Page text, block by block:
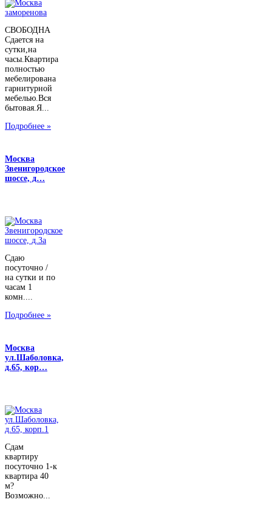
СВОБОДНА
Сдается на
сутки,на
часы.Квартира
полностью
мебелирована
гарнитурной
мебелью.Вся
бытовая.Я...
Подробнее »
Москва
Звенигородское
шоссе, д…
Сдаю
посуточно /
на сутки и по
часам 1
комн....
Подробнее »
Москва
ул.Шаболовка,
д.65, кор…
Сдам
квартиру
посуточно 1-к
квартира 40
м?
Возможно...